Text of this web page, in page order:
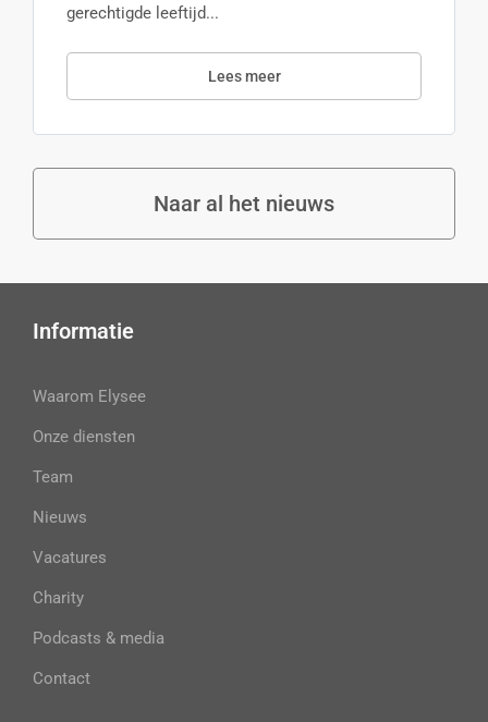
gerechtigde leeftijd...
Lees meer
Naar al het nieuws
Informatie
Waarom Elysee
Onze diensten
Team
Nieuws
Vacatures
Charity
Podcasts & media
Contact